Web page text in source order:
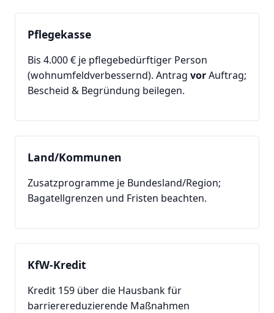
Pflegekasse
Bis 4.000 € je pflegebedürftiger Person
(wohnumfeldverbessernd). Antrag vorAuftrag;
Bescheid & Begründung beilegen.
Land/Kommunen
Zusatzprogramme je Bundesland/Region;
Bagatellgrenzen und Fristen beachten.
KfW-Kredit
Kredit 159 über die Hausbank für
barrierereduzierende Maßnahmen